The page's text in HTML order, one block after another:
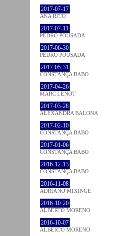
2017-07-17
ANA RITO
2017-07-11
PEDRO POUSADA
2017-06-30
PEDRO POUSADA
2017-05-31
CONSTANÇA BABO
2017-04-26
MARC LENOT
2017-03-28
ALEXANDRA BALONA
2017-02-10
CONSTANÇA BABO
2017-01-06
CONSTANÇA BABO
2016-12-13
CONSTANÇA BABO
2016-11-08
ADRIANO MIXINGE
2016-10-20
ALBERTO MORENO
2016-10-07
ALBERTO MORENO